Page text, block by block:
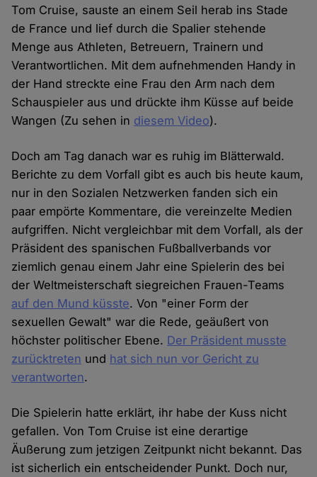
Tom Cruise, sauste an einem Seil herab ins Stade
de France und lief durch die Spalier stehende
Menge aus Athleten, Betreuern, Trainern und
Verantwortlichen. Mit dem aufnehmenden Handy in
der Hand streckte eine Frau den Arm nach dem
Schauspieler aus und drückte ihm Küsse auf beide
Wangen (Zu sehen in diesem Video).
Doch am Tag danach war es ruhig im Blätterwald.
Berichte zu dem Vorfall gibt es auch bis heute kaum,
nur in den Sozialen Netzwerken fanden sich ein
paar empörte Kommentare, die vereinzelte Medien
aufgriffen. Nicht vergleichbar mit dem Vorfall, als der
Präsident des spanischen Fußballverbands vor
ziemlich genau einem Jahr eine Spielerin des bei
der Weltmeisterschaft siegreichen Frauen-Teams
auf den Mund küsste. Von "einer Form der
sexuellen Gewalt" war die Rede, geäußert von
höchster politischer Ebene. Der Präsident musste
zurücktreten und hat sich nun vor Gericht zu
verantworten.
Die Spielerin hatte erklärt, ihr habe der Kuss nicht
gefallen. Von Tom Cruise ist eine derartige
Äußerung zum jetzigen Zeitpunkt nicht bekannt. Das
ist sicherlich ein entscheidender Punkt. Doch nur,